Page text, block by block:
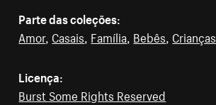
Parte das coleções:
Amor, Casais, Família, Bebês, Crianças
Licença:
Burst Some Rights Reserved